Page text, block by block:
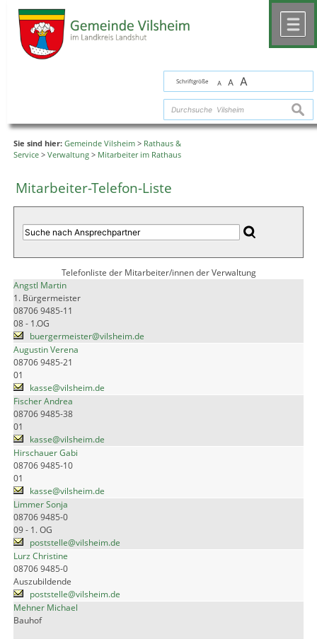
Schriftgröße A A A
Sie sind hier: Gemeinde Vilsheim > Rathaus &
Service > Verwaltung > Mitarbeiter im Rathaus
Mitarbeiter-Telefon-Liste
Telefonliste der Mitarbeiter/innen der Verwaltung
Angstl Martin
1. Bürgermeister
08706 9485-11
08 - 1.OG
buergermeister@vilsheim.de
Augustin Verena
08706 9485-21
01
kasse@vilsheim.de
Fischer Andrea
08706 9485-38
01
kasse@vilsheim.de
Hirschauer Gabi
08706 9485-10
01
kasse@vilsheim.de
Limmer Sonja
08706 9485-0
09 - 1. OG
poststelle@vilsheim.de
Lurz Christine
08706 9485-0
Auszubildende
poststelle@vilsheim.de
Mehner Michael
Bauhof